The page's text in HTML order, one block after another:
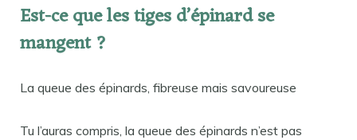
Est-ce que les tiges d’épinard se
mangent ?
La queue des épinards, fibreuse mais savoureuse
Tu l’auras compris, la queue des épinards n’est pas